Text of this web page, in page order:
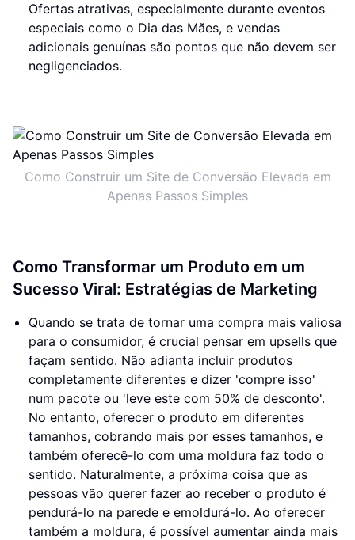
Ofertas atrativas, especialmente durante eventos
especiais como o Dia das Mães, e vendas
adicionais genuínas são pontos que não devem ser
negligenciados.
Como Construir um Site de Conversão Elevada em
Apenas Passos Simples
Como Transformar um Produto em um
Sucesso Viral: Estratégias de Marketing
Quando se trata de tornar uma compra mais valiosa
para o consumidor, é crucial pensar em upsells que
façam sentido. Não adianta incluir produtos
completamente diferentes e dizer 'compre isso'
num pacote ou 'leve este com 50% de desconto'.
No entanto, oferecer o produto em diferentes
tamanhos, cobrando mais por esses tamanhos, e
também oferecê-lo com uma moldura faz todo o
sentido. Naturalmente, a próxima coisa que as
pessoas vão querer fazer ao receber o produto é
pendurá-lo na parede e emoldurá-lo. Ao oferecer
também a moldura, é possível aumentar ainda mais